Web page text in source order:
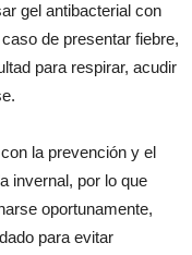
gel antibacterial con
de presentar fiebre,
para respirar, acudir
la prevención y el
invernal, por lo que
oportunamente,
para evitar